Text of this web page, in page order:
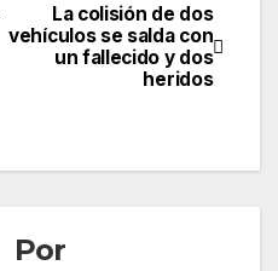
La colisión de dos
vehículos se salda con
un fallecido y dos
heridos
Por